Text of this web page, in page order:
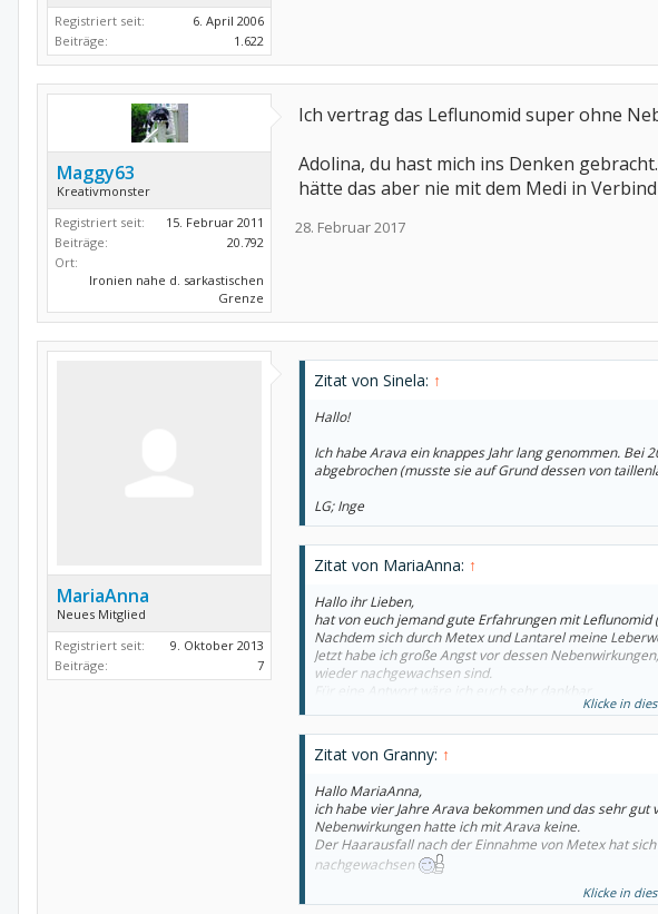
Registriert seit:
6. April 2006
Beiträge:
1.622
Maggy63
Kreativmonster
Registriert seit:
15. Februar 2011
Beiträge:
20.792
Ort:
Ironien nahe d. sarkastischen
Grenze
Ich vertrag das Leflunomid super ohne
Adolina, du hast mich ins Denken
hätte das aber nie mit dem Medi in
28. Februar 2017
MariaAnna
Neues Mitglied
Registriert seit:
9. Oktober 2013
Beiträge:
7
Zitat von Sinela: ↑
Hallo!
Ich habe Arava ein knappes Jahr lang genommen.
abgebrochen (musste sie auf Grund dessen von
LG; Inge
Zitat von MariaAnna: ↑
Hallo ihr Lieben,
hat von euch jemand gute Erfahrungen mit Leflunomid
Nachdem sich durch Metex und Lantarel meine
Jetzt habe ich große Angst vor dessen
wieder nachgewachsen sind.
Für eine Antwort wäre ich euch sehr dankbar.
Klicke in
Zitat von Granny: ↑
Hallo MariaAnna,
ich habe vier Jahre Arava bekommen und das sehr
Nebenwirkungen hatte ich mit Arava keine.
Der Haarausfall nach der Einnahme von Metex hat
nachgewachsen
Ich wünsche dir viel Erfolg
Klicke in